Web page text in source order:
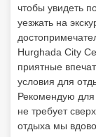
чтобы увидеть
уезжать на
Hurghada City
приятные
условия для
Рекомендую
не требует
отдыха мы